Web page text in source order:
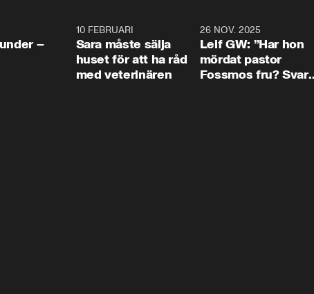
–
10 FEBRUARI
Sara måste sälja
huset för att ha råd
med veterinären
26 NOV. 2025
Leif GW: ”Har hon
mördat pastor
Fossmos fru? Svar